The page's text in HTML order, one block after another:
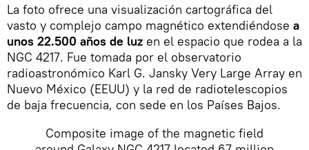
La foto ofrece una visualización cartográfica del
vasto y complejo campo magnético extendiéndose a
unos 22.500 años de luz en el espacio que rodea a la
NGC 4217. Fue tomada por el observatorio
radioastronómico Karl G. Jansky Very Large Array en
Nuevo México (EEUU) y la red de radiotelescopios
de baja frecuencia, con sede en los Países Bajos.
Composite image of the magnetic field